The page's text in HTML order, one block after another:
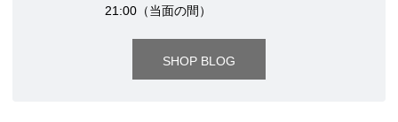
21:00（当面の間）
SHOP BLOG